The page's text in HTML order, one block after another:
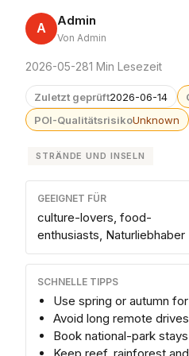
A Admin
Von Admin
2026-05-281 Min Lesezeit
Zuletzt geprüft2026-06-14
POI-QualitätsrisikoUnknown
STRÄNDE UND INSELN
GEEIGNET FÜR
culture-lovers, food-
enthusiasts, Naturliebhaber
SCHNELLE TIPPS
Use spring or autumn
Avoid long remote
Book national-park